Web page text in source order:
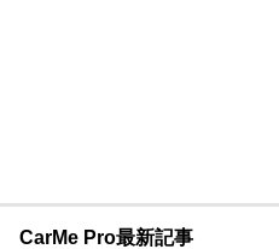
CarMe Pro最新記事